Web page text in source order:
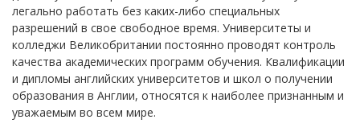
легально работать без каких-либо специальных
разрешений в свое свободное время. Университеты и
колледжи Великобритании постоянно проводят контроль
качества академических программ обучения. Квалификации
и дипломы английских университетов и школ о получении
образования в Англии, относятся к наиболее признанным и
уважаемым во всем мире.